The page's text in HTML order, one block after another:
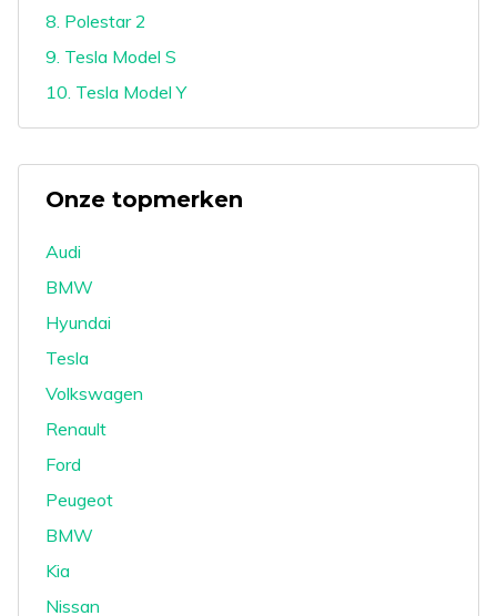
8. Polestar 2
9. Tesla Model S
10. Tesla Model Y
Onze topmerken
Audi
BMW
Hyundai
Tesla
Volkswagen
Renault
Ford
Peugeot
BMW
Kia
Nissan